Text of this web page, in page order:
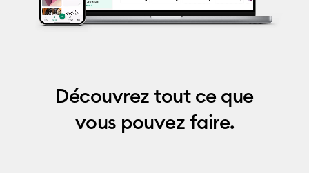
Découvrez tout ce que
vous pouvez faire.